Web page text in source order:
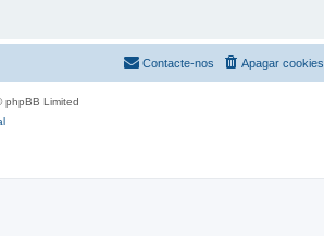
Apagar cookies
Contacte-nos
phpBB Limited